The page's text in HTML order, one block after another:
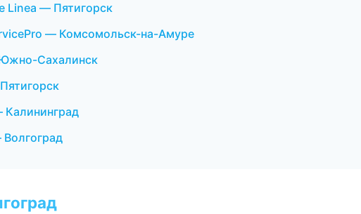
Linea — Пятигорск
— Комсомольск-на-Амуре
Сахалинск
Калининград